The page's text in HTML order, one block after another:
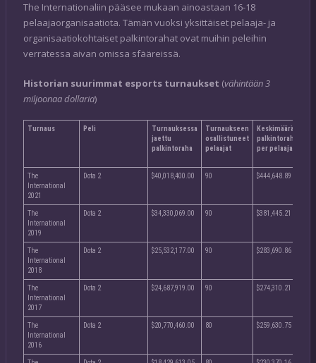
The Internationaliin pääsee mukaan ainoastaan 16-18
pelaajaorganisaatiota. Tämän vuoksi yksittäiset pelaaja- ja
organisaatiokohtaiset palkintorahat ovat muihin peleihin
verratessa aivan omissa sfääreissä.
Historian suurimmat esports turnaukset (vähintään 3
miljoonaa dollaria)
Turnaus Peli
Turnauksessa
jaettu
palkintoraha
Turnaukseen
osallistuneet
pelaajat
Keskimääräinen
palkintoraha
per pelaaja
The
International
2021
Dota 2 $40,018,400.00 90 $444,648.89
The
International
2019
Dota 2 $34,330,069.00 90 $381,445.21
The
International
2018
Dota 2 $25,532,177.00 90 $283,690.86
The
International
2017
Dota 2 $24,687,919.00 90 $274,310.21
The
International
2016
Dota 2 $20,770,460.00 80 $259,630.75